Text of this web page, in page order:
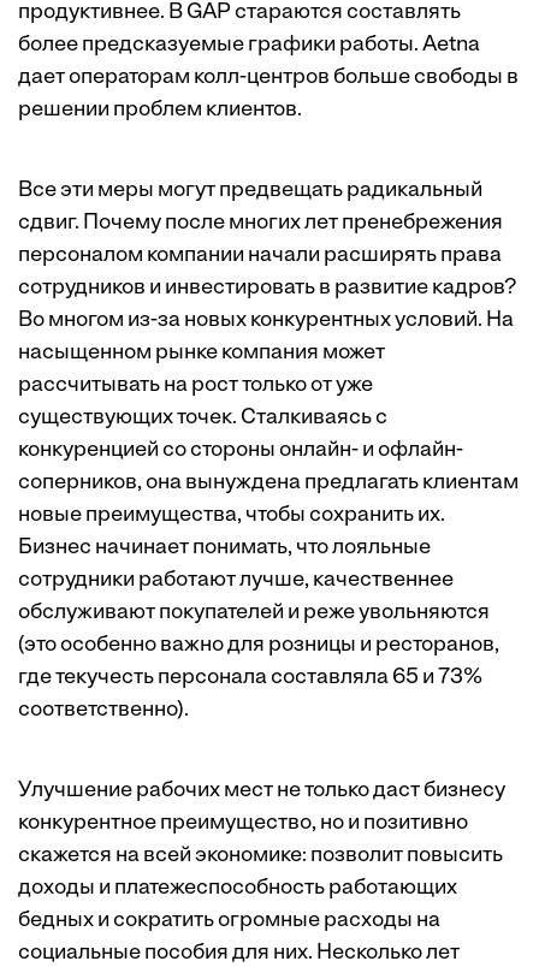
продуктивнее. В GAP стараются составлять
более предсказуемые графики работы. Aetna
дает операторам колл-центров больше свободы в
решении проблем клиентов.
Все эти меры могут предвещать радикальный
сдвиг. Почему после многих лет пренебрежения
персоналом компании начали расширять права
сотрудников и инвестировать в развитие кадров?
Во многом из-за новых конкурентных условий. На
насыщенном рынке компания может
рассчитывать на рост только от уже
существующих точек. Сталкиваясь с
конкуренцией со стороны онлайн- и офлайн-
соперников, она вынуждена предлагать клиентам
новые преимущества, чтобы сохранить их.
Бизнес начинает понимать, что лояльные
сотрудники работают лучше, качественнее
обслуживают покупателей и реже увольняются
(это особенно важно для розницы и ресторанов,
где текучесть персонала составляла 65 и 73%
соответственно).
Улучшение рабочих мест не только даст бизнесу
конкурентное преимущество, но и позитивно
скажется на всей экономике: позволит повысить
доходы и платежеспособность работающих
бедных и сократить огромные расходы на
социальные пособия для них. Несколько лет